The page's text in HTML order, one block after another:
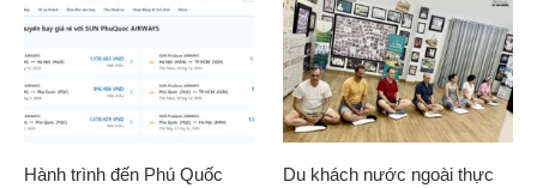
Hành trình đến Phú Quốc
Du khách nước ngoài thực